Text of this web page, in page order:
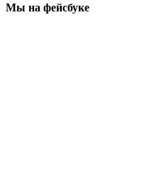
Мы на фейсбуке